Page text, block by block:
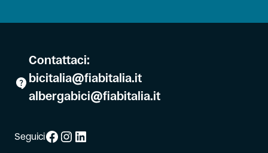
Contattaci:
bicitalia@fiabitalia.it
albergabici@fiabitalia.it
SeguiciFacebook
Instagram
LinkedIn